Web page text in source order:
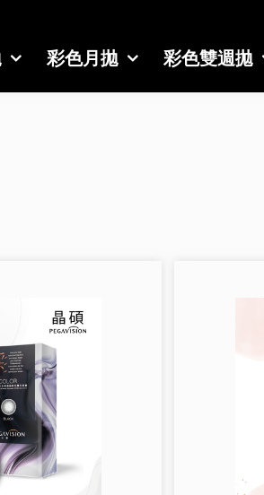
彩色月拋 彩色雙週拋